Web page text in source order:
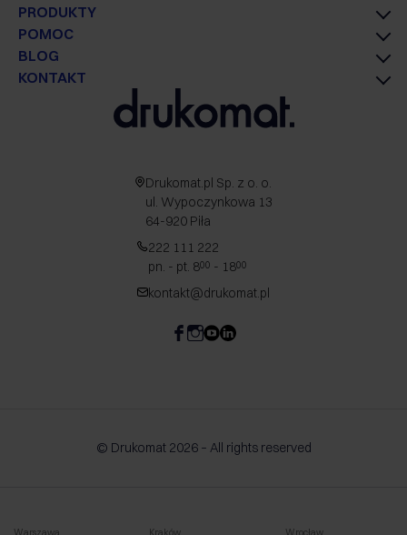
PRODUKTY
POMOC
BLOG
KONTAKT
Drukomat.pl Sp. z o. o.
ul. Wypoczynkowa 13
64-920 Piła
222 111 222
pn. - pt. 800 - 1800
kontakt@drukomat.pl
© Drukomat 2026 – All rights reserved